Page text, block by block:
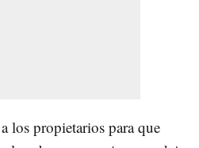
los propietarios para que